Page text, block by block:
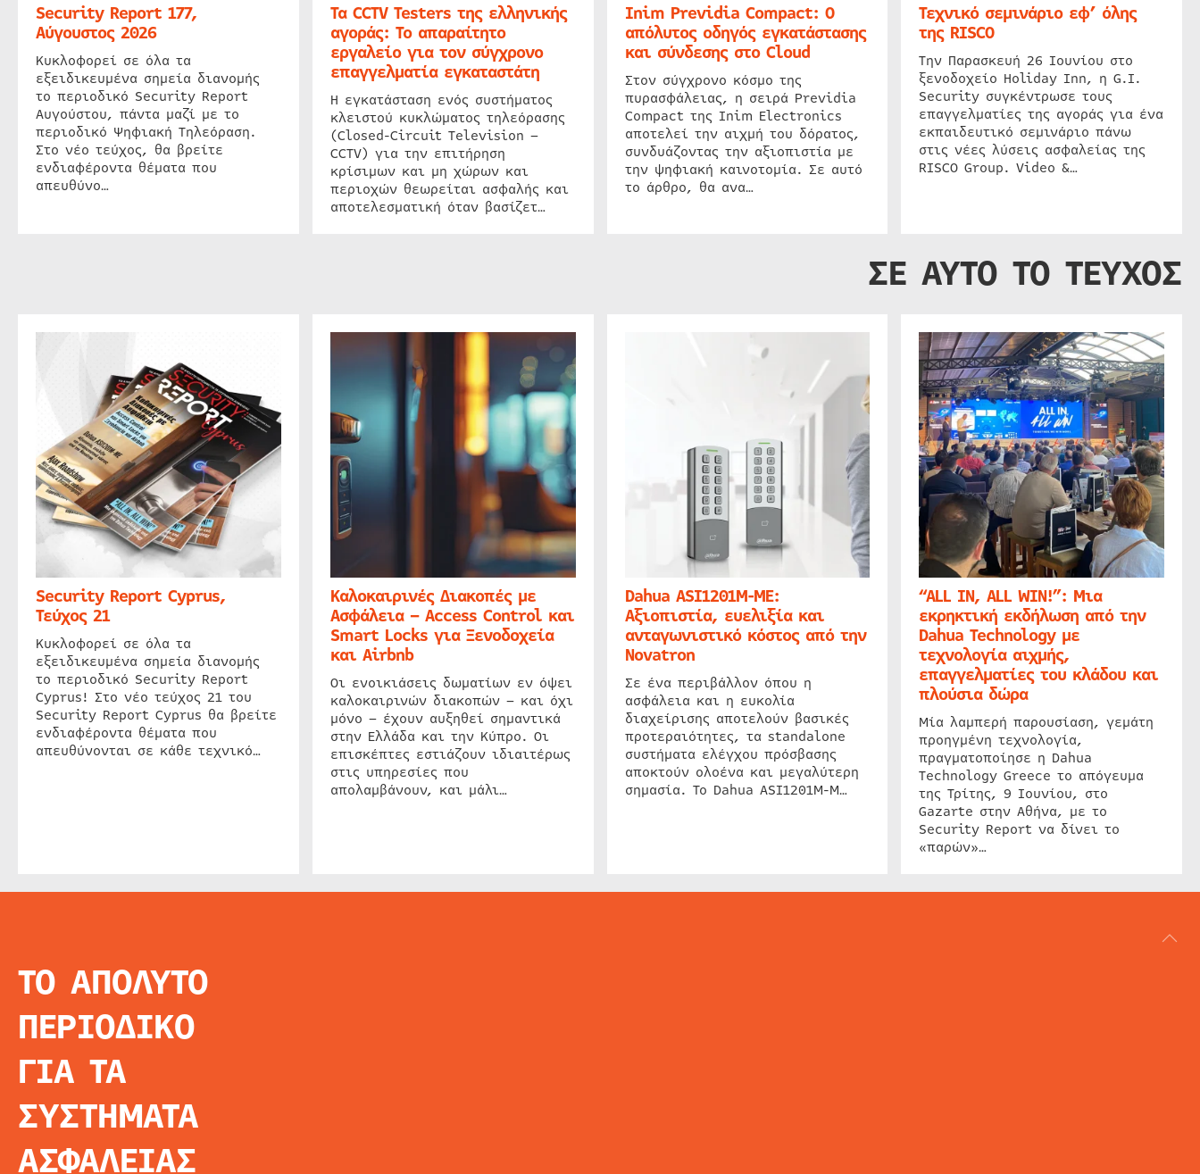
Security Report 177,
Αύγουστος 2026
Κυκλοφορεί σε όλα τα
εξειδικευμένα σημεία διανομής
το περιοδικό Security Report
Αυγούστου, πάντα μαζί με το
περιοδικό Ψηφιακή Τηλεόραση.
Στο νέο τεύχος, θα βρείτε
ενδιαφέροντα θέματα που
απευθύνο…
Τα CCTV Testers της ελληνικής
αγοράς: Το απαραίτητο
εργαλείο για τον σύγχρονο
επαγγελματία εγκαταστάτη
Η εγκατάσταση ενός συστήματος
κλειστού κυκλώματος τηλεόρασης
(Closed-Circuit Television –
CCTV) για την επιτήρηση
κρίσιμων και μη χώρων και
περιοχών θεωρείται ασφαλής και
αποτελεσματική όταν βασίζετ…
Inim Previdia Compact: Ο
απόλυτος οδηγός εγκατάστασης
και σύνδεσης στο Cloud
Στον σύγχρονο κόσμο της
πυρασφάλειας, η σειρά Previdia
Compact της Inim Electronics
αποτελεί την αιχμή του δόρατος,
συνδυάζοντας την αξιοπιστία με
την ψηφιακή καινοτομία. Σε αυτό
το άρθρο, θα ανα…
Τεχνικό σεμινάριο εφ’ όλης
της RISCO
Την Παρασκευή 26 Ιουνίου στο
ξενοδοχείο Holiday Inn, η G.I.
Security συγκέντρωσε τους
επαγγελματίες της αγοράς για ένα
εκπαιδευτικό σεμινάριο πάνω
στις νέες λύσεις ασφαλείας της
RISCO Group. Video &…
ΣΕ ΑΥΤΟ ΤΟ ΤΕΥΧΟΣ
Security Report Cyprus,
Τεύχος 21
Κυκλοφορεί σε όλα τα
εξειδικευμένα σημεία διανομής
το περιοδικό Security Report
Cyprus! Στο νέο τεύχος 21 του
Security Report Cyprus θα βρείτε
ενδιαφέροντα θέματα που
απευθύνονται σε κάθε τεχνικό…
Καλοκαιρινές Διακοπές με
Ασφάλεια – Access Control και
Smart Locks για Ξενοδοχεία
και Airbnb
Οι ενοικιάσεις δωματίων εν όψει
καλοκαιρινών διακοπών – και όχι
μόνο – έχουν αυξηθεί σημαντικά
στην Ελλάδα και την Κύπρο. Οι
επισκέπτες εστιάζουν ιδιαιτέρως
στις υπηρεσίες που
απολαμβάνουν, και μάλι…
Dahua ASI1201M-ME:
Αξιοπιστία, ευελιξία και
ανταγωνιστικό κόστος από την
Novatron
Σε ένα περιβάλλον όπου η
ασφάλεια και η ευκολία
διαχείρισης αποτελούν βασικές
προτεραιότητες, τα standalone
συστήματα ελέγχου πρόσβασης
αποκτούν ολοένα και μεγαλύτερη
σημασία. Το Dahua ASI1201M-M…
“ALL IN, ALL WIN!”: Μια
εκρηκτική εκδήλωση από την
Dahua Technology με
τεχνολογία αιχμής,
επαγγελματίες του κλάδου και
πλούσια δώρα
Μία λαμπερή παρουσίαση, γεμάτη
προηγμένη τεχνολογία,
πραγματοποίησε η Dahua
Technology Greece το απόγευμα
της Τρίτης, 9 Ιουνίου, στο
Gazarte στην Αθήνα, με το
Security Report να δίνει το
«παρών»…
ΤΟ ΑΠΟΛΥΤΟ
ΠΕΡΙΟΔΙΚΟ
ΓΙΑ ΤΑ
ΣΥΣΤΗΜΑΤΑ
ΑΣΦΑΛΕΙΑΣ